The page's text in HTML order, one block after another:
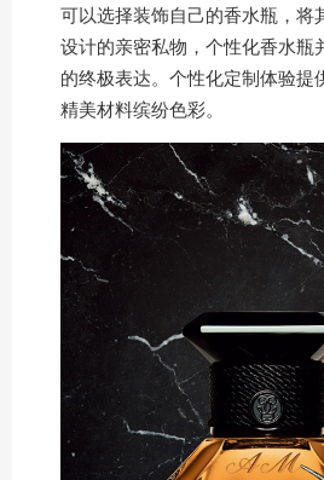
可以选择装饰自己的香水瓶，将
设计的亲密私物，个性化香水瓶
的终极表达。个性化定制体验提
精美材料缤纷色彩。